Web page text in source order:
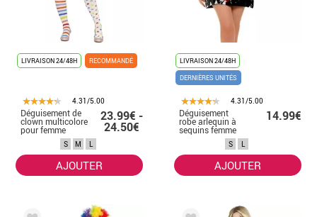
LIVRAISON 24/48H RECOMMANDÉ
4.31/5.00
Déguisement de
clown multicolore
pour femme
23.99€ -
24.50€
S M L
AJOUTER
LIVRAISON 24/48H
DERNIÈRES UNITÉS
4.31/5.00
Déguisement
robe arlequin à
sequins femme
14.99€
S L
AJOUTER